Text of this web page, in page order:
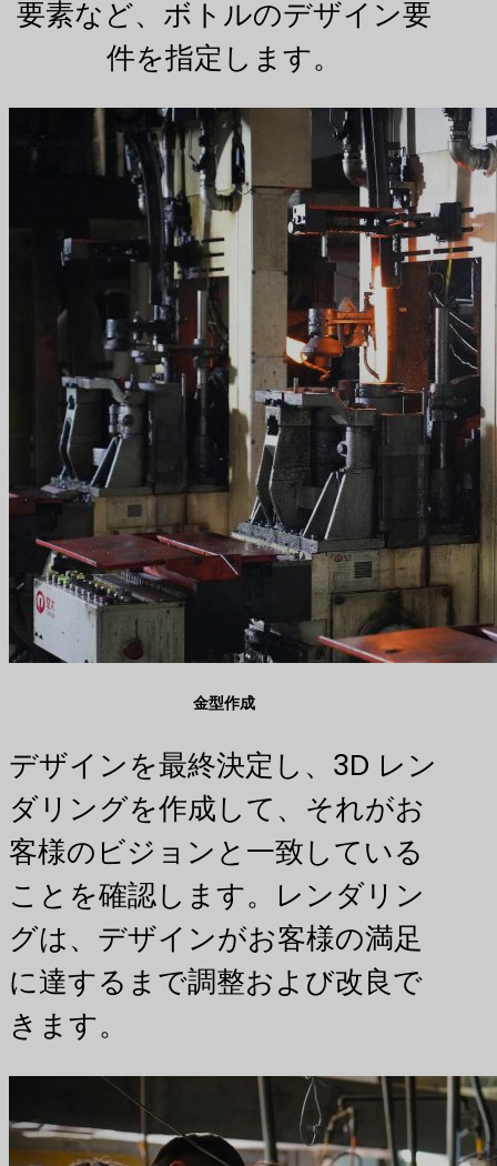
要素など、ボトルのデザイン要
件を指定します。
金型作成
デザインを最終決定し、3D レン
ダリングを作成して、それがお
客様のビジョンと一致している
ことを確認します。レンダリン
グは、デザインがお客様の満足
に達するまで調整および改良で
きます。